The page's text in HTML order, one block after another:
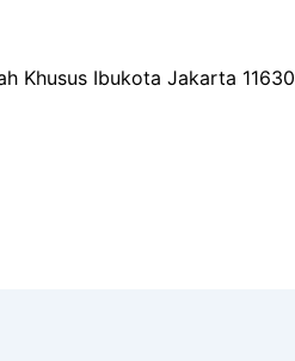
Khusus Ibukota Jakarta 11630